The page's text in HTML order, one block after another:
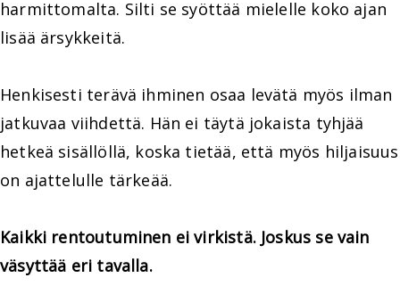
harmittomalta. Silti se syöttää mielelle koko ajan
lisää ärsykkeitä.
Henkisesti terävä ihminen osaa levätä myös ilman
jatkuvaa viihdettä. Hän ei täytä jokaista tyhjää
hetkeä sisällöllä, koska tietää, että myös hiljaisuus
on ajattelulle tärkeää.
Kaikki rentoutuminen ei virkistä. Joskus se vain
väsyttää eri tavalla.